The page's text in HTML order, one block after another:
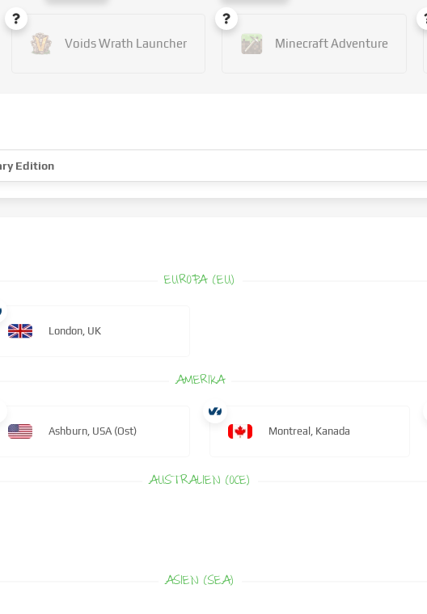
Voids Wrath Launcher Minecraft Adventure
Edition
EUROPA (EU)
London, UK
AMERIKA
Ashburn, USA (Ost) Montreal, Kanada
AUSTRALIEN (OCE)
ASIEN (SEA)